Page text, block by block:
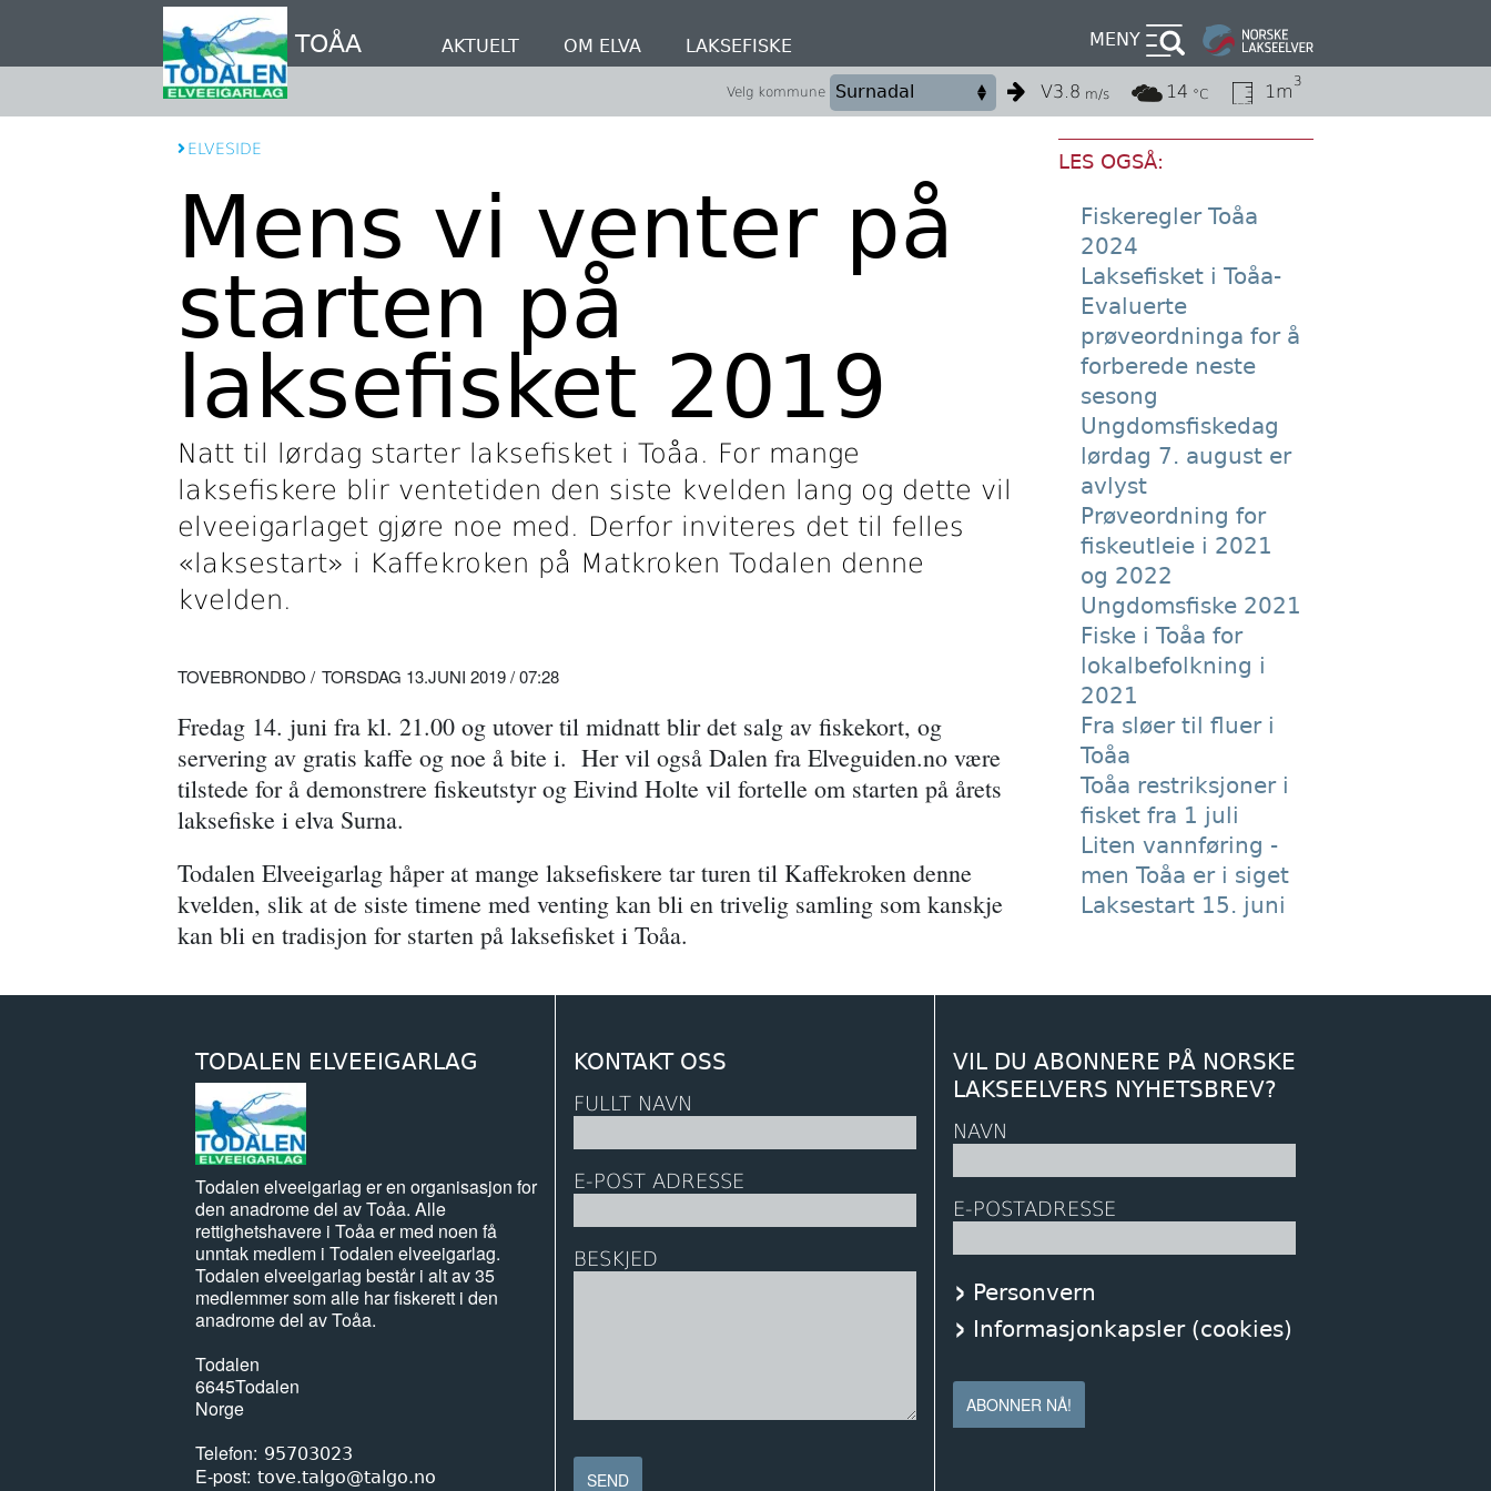
hovedinnhold
TOÅA AKTUELT OM ELVA LAKSEFISKE MENY
Velg kommune V3.8 m/s 14 °C 1m 3
ELVESIDE
Mens vi venter på
starten på
laksefisket 2019
Natt til lørdag starter laksefisket i Toåa. For mange
laksefiskere blir ventetiden den siste kvelden lang og dette vil
elveeigarlaget gjøre noe med. Derfor inviteres det til felles
«laksestart» i Kaffekroken på Matkroken Todalen denne
kvelden.
TOVEBRONDBO TORSDAG 13.JUNI 2019 / 07:28
Fredag 14. juni fra kl. 21.00 og utover til midnatt blir det salg av fiskekort, og
servering av gratis kaffe og noe å bite i. Her vil også Dalen fra Elveguiden.no være
tilstede for å demonstrere fiskeutstyr og Eivind Holte vil fortelle om starten på årets
laksefiske i elva Surna.
Todalen Elveeigarlag håper at mange laksefiskere tar turen til Kaffekroken denne
kvelden, slik at de siste timene med venting kan bli en trivelig samling som kanskje
kan bli en tradisjon for starten på laksefisket i Toåa.
LES OGSÅ:
Fiskeregler Toåa
2024
Laksefisket i Toåa-
Evaluerte
prøveordninga for å
forberede neste
sesong
Ungdomsfiskedag
lørdag 7. august er
avlyst
Prøveordning for
fiskeutleie i 2021
og 2022
Ungdomsfiske 2021
Fiske i Toåa for
lokalbefolkning i
2021
Fra sløer til fluer i
Toåa
Toåa restriksjoner i
fisket fra 1 juli
Liten vannføring -
men Toåa er i siget
Laksestart 15. juni
TODALEN ELVEEIGARLAG
Todalen elveeigarlag er en organisasjon for
den anadrome del av Toåa. Alle
rettighetshavere i Toåa er med noen få
unntak medlem i Todalen elveeigarlag.
Todalen elveeigarlag består i alt av 35
medlemmer som alle har fiskerett i den
anadrome del av Toåa.
Todalen
6645Todalen
Norge
Telefon
95703023
E-post tove.talgo@talgo.no
KONTAKT OSS
FULLT NAVN
E-POST ADRESSE
BESKJED
VIL DU ABONNERE PÅ NORSKE
LAKSEELVERS NYHETSBREV?
NAVN
E-POSTADRESSE
Personvern
Informasjonkapsler (cookies)